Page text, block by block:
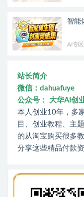
智能
AI专区
站长简介
微信：dahuafuye
公众号： 大华AI创
本人创业10年，多
目、创业教程、主
的从淘宝购买很多
分享这些精品付款资